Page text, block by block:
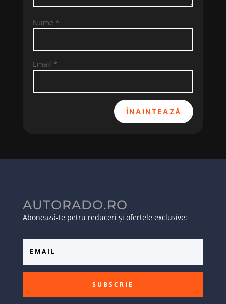
Nume *
Email *
ÎNAINTEAZĂ
AUTORADO.RO
Abonează-te petru reduceri și ofertele exclusive:
SUBSCRIE